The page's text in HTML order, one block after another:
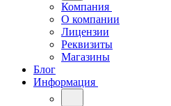
Компания
О компании
Лицензии
Реквизиты
Магазины
Блог
Информация